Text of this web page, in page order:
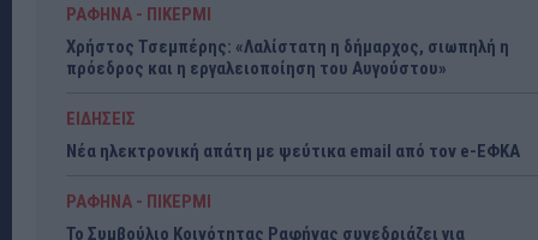
ΡΑΦΗΝΑ - ΠΙΚΕΡΜΙ
Χρήστος Τσεμπέρης: «Λαλίστατη η δήμαρχος, σιωπηλή η
πρόεδρος και η εργαλειοποίηση του Αυγούστου»
ΕΙΔΗΣΕΙΣ
Νέα ηλεκτρονική απάτη με ψεύτικα email από τον e-ΕΦΚΑ
ΡΑΦΗΝΑ - ΠΙΚΕΡΜΙ
Το Συμβούλιο Κοινότητας Ραφήνας συνεδριάζει για